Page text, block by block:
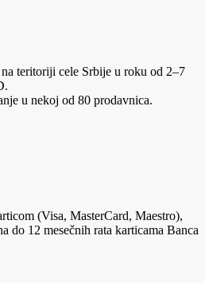
teritoriji cele Srbije u roku od 2–7
u nekoj od 80 prodavnica.
(Visa, MasterCard, Maestro),
12 mesečnih rata karticama Banca